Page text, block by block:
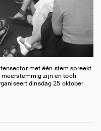
met één stem spreekt
zijn en toch
dinsdag 25 oktober